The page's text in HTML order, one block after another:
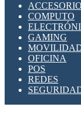
SUPRESOR
COMPUTO
GAMING
OFICINA
POS
REDES